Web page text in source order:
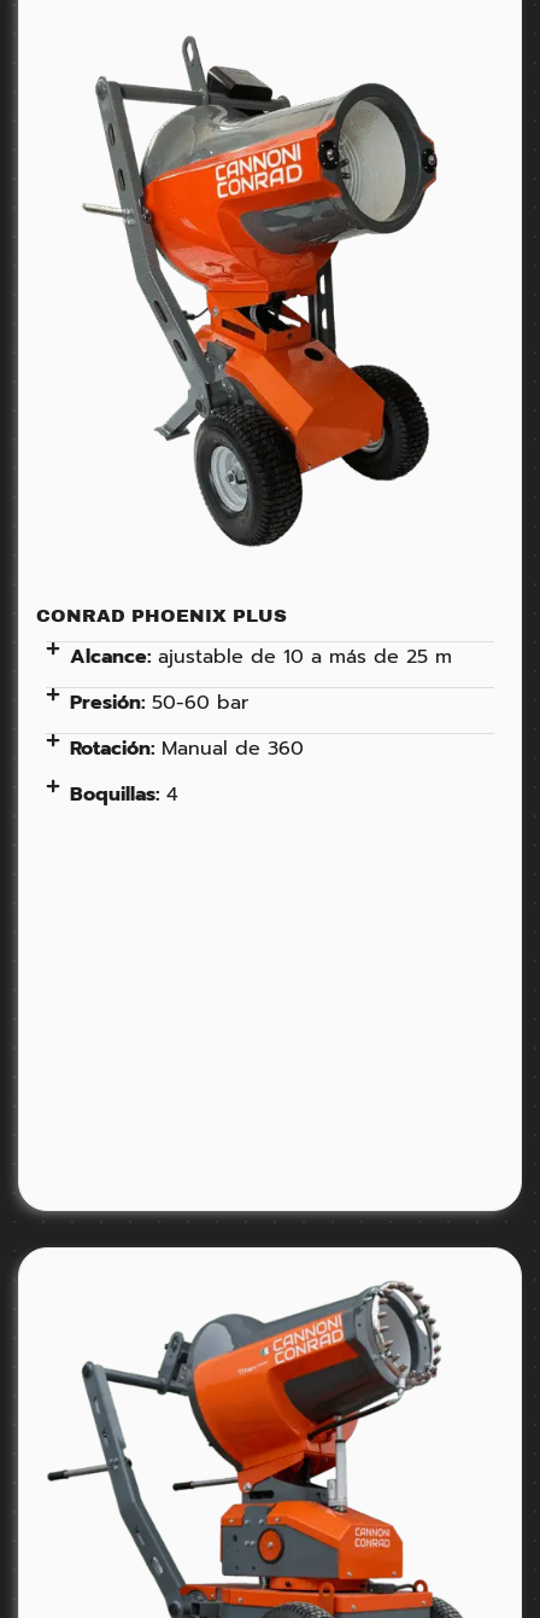
CONRAD PHOENIX PLUS
Alcance: ajustable de 10 a más de 25 m
Presión: 50-60 bar
Rotación: Manual de 360
Boquillas: 4